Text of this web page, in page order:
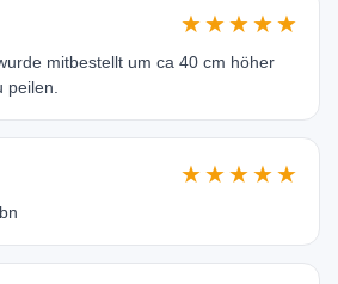
★★★★★
mitbestellt um ca 40 cm höher
peilen.
★★★★★